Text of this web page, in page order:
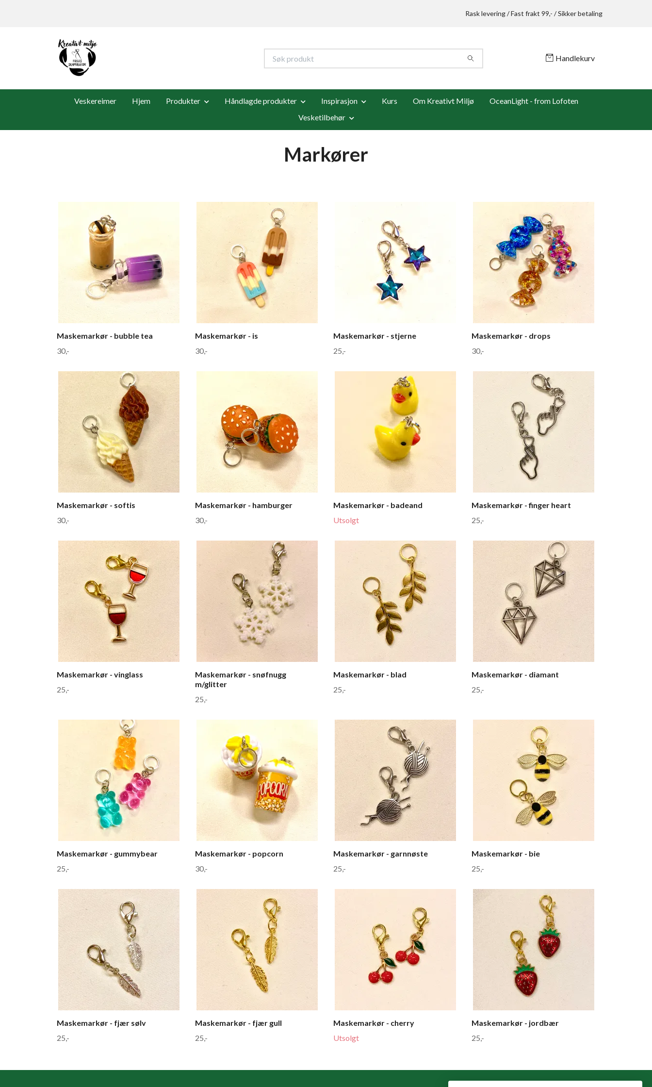
Rask levering / Fast frakt 99,- / Sikker betaling
Handlekurv
Veskereimer Hjem Produkter Håndlagde produkter Inspirasjon Kurs Om Kreativt Miljø
OceanLight - from Lofoten
Vesketilbehør
Markører
Maskemarkør - bubble tea
30,-
Maskemarkør - is
30,-
Maskemarkør - stjerne
25,-
Maskemarkør - drops
30,-
Maskemarkør - softis
30,-
Maskemarkør - hamburger
30,-
Maskemarkør - badeand
Utsolgt
Maskemarkør - finger heart
25,-
Maskemarkør - vinglass
25,-
Maskemarkør - snøfnugg
m/glitter
25,-
Maskemarkør - blad
25,-
Maskemarkør - diamant
25,-
Maskemarkør - gummybear
25,-
Maskemarkør - popcorn
30,-
Maskemarkør - garnnøste
25,-
Maskemarkør - bie
25,-
Maskemarkør - fjær sølv
25,-
Maskemarkør - fjær gull
25,-
Maskemarkør - cherry
Utsolgt
Maskemarkør - jordbær
25,-